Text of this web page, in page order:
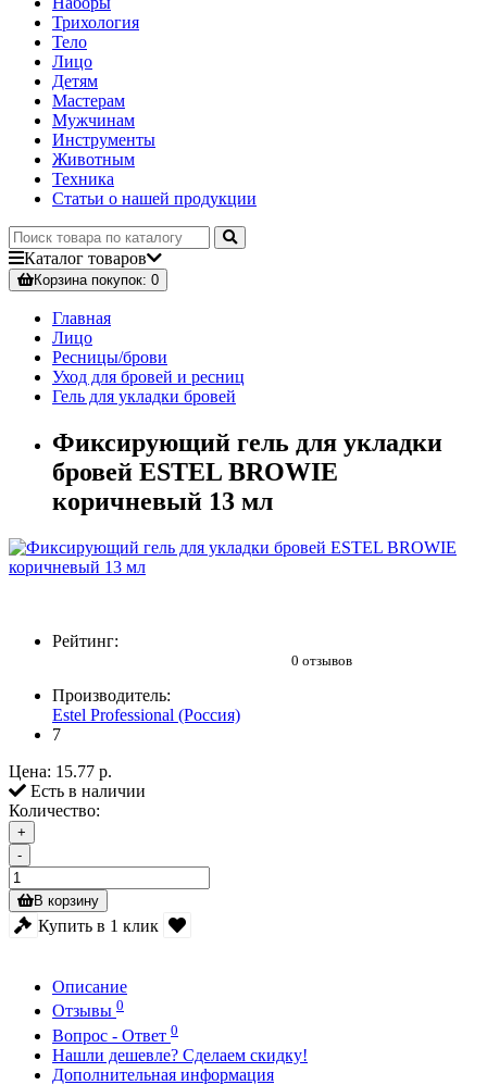
Трихология
Тело
Лицо
Детям
Мастерам
Мужчинам
Инструменты
Животным
Техника
Статьи о нашей продукции
Каталог товаров
Корзинапокупок: 0
Главная
Лицо
Ресницы/брови
Уход для бровей и ресниц
Гель для укладки бровей
Фиксирующий гель для укладки
бровей ESTEL BROWIE
коричневый 13 мл
Рейтинг:
0 отзывов
Производитель:
Estel Professional (Россия)
7
Цена: 15.77 р.
Есть в наличии
Количество:
+
-
В корзину
Купить в 1 клик
Описание
Отзывы 0
Вопрос - Ответ 0
Нашли дешевле? Сделаем скидку!
Дополнительная информация